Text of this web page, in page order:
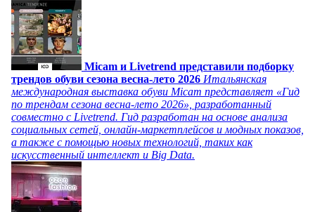
Micam и Livetrend представили подборку
трендов обуви сезона весна-лето 2026 Итальянская
международная выставка обуви Micam представляет «Гид
по трендам сезона весна-лето 2026», разработанный
совместно с Livetrend. Гид разработан на основе анализа
социальных сетей, онлайн-маркетплейсов и модных показов,
а также с помощью новых технологий, таких как
искусственный интеллект и Big Data.